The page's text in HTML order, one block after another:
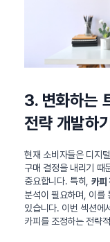
3. 변화하는
전략 개발하기
현재 소비자들은 디지
구매 결정을 내리기 때
중요합니다. 특히, 카피
분석이 필요하며, 이를
있습니다. 이번 섹션에
카피를 조정하는 전략